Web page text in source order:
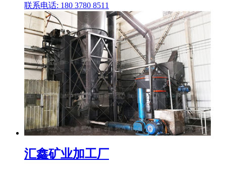
联系电话: 180 3780 8511
汇鑫矿业加工厂